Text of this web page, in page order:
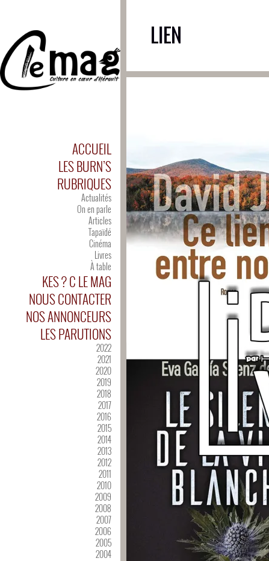
ACCUEIL
LES BURN’S
RUBRIQUES
Actualités
On en parle
Articles
Tapaïdé
Cinéma
Livres
À table
KES ? C LE MAG
NOUS CONTACTER
NOS ANNONCEURS
LES PARUTIONS
2022
2021
2020
2019
2018
2017
2016
2015
2014
2013
2012
2011
2010
2009
2008
2007
2006
2005
2004
LIEN